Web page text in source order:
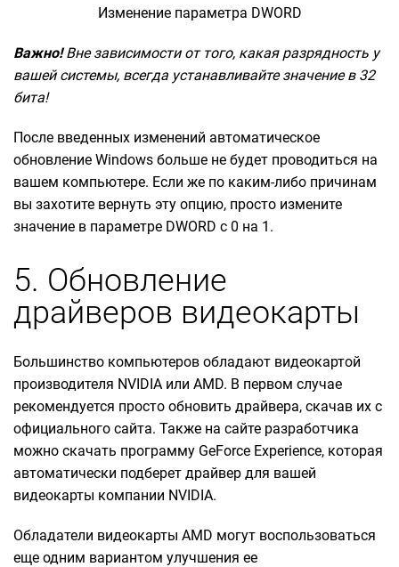
Изменение параметра DWORD
Важно!Вне зависимости от того, какая разрядность у
вашей системы, всегда устанавливайте значение в 32
бита!
После введенных изменений автоматическое
обновление Windows больше не будет проводиться на
вашем компьютере. Если же по каким-либо причинам
вы захотите вернуть эту опцию, просто измените
значение в параметре DWORD с 0 на 1.
5. Обновление
драйверов видеокарты
Большинство компьютеров обладают видеокартой
производителя NVIDIA или AMD. В первом случае
рекомендуется просто обновить драйвера, скачав их с
официального сайта. Также на сайте разработчика
можно скачать программу GeForce Experience, которая
автоматически подберет драйвер для вашей
видеокарты компании NVIDIA.
Обладатели видеокарты AMD могут воспользоваться
еще одним вариантом улучшения ее